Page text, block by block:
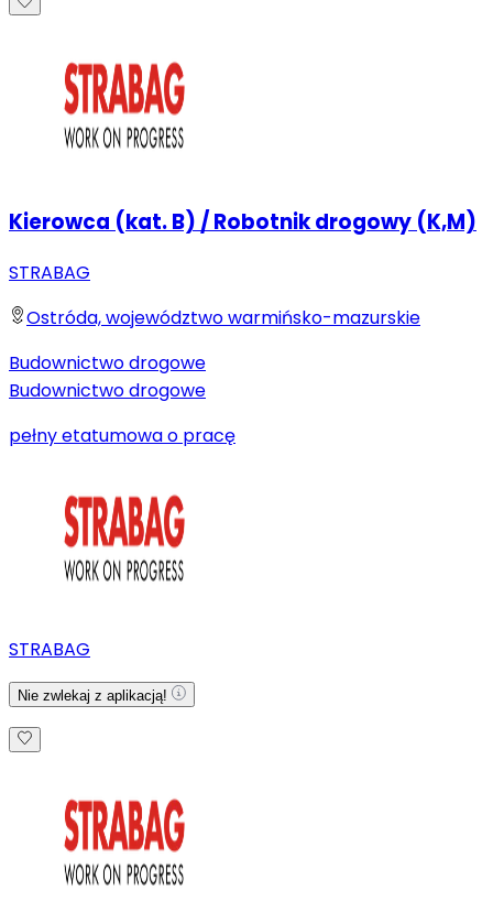
Kierowca (kat. B) / Robotnik drogowy (K,M)
STRABAG
Ostróda, województwo warmińsko-mazurskie
Budownictwo drogowe
Budownictwo drogowe
pełny etatumowa o pracę
STRABAG
Nie zwlekaj z aplikacją!